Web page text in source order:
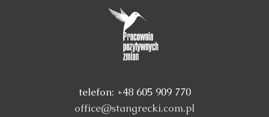
telefon: +48 605 909 770
office@stangrecki.com.pl